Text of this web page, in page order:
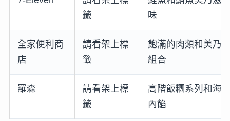
籤
味
全家便利商
店
請看架上標
籤
飽滿的肉類和美乃
組合
羅森
請看架上標
籤
高階飯糰系列和海
內餡